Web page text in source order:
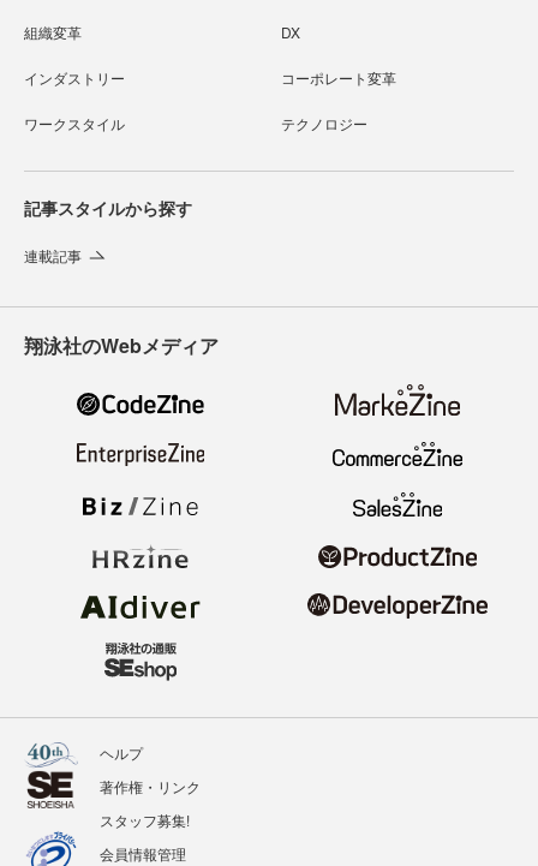
組織変革 DX
インダストリー コーポレート変革
ワークスタイル テクノロジー
記事スタイルから探す
連載記事
翔泳社のWebメディア
ヘルプ
著作権・リンク
スタッフ募集!
会員情報管理